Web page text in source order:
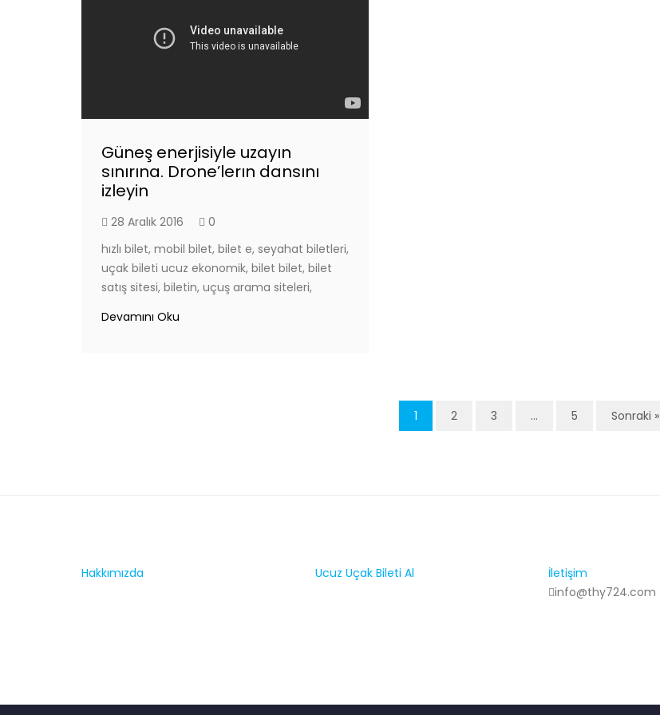
Güneş enerjisiyle uzayın
sınırına. Drone’lerın dansını
izleyin
28 Aralık 2016
0
hızlı bilet, mobil bilet, bilet e, seyahat biletleri,
uçak bileti ucuz ekonomik, bilet bilet, bilet
satış sitesi, biletin, uçuş arama siteleri,
Devamını Oku
1 2 3 … 5 Sonraki »
Hakkımızda Ucuz Uçak Bileti Al
İletişim
info@thy724.com